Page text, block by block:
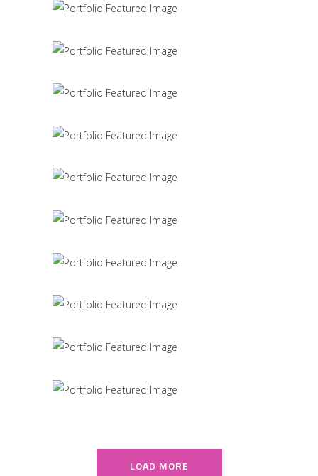
Concept Design
SIMPLA Identity Design
Product Design
Office Interior Design
Letter 3D Printing Concept
3D Modelling For Ad
Up the Garden Path
LOAD MORE